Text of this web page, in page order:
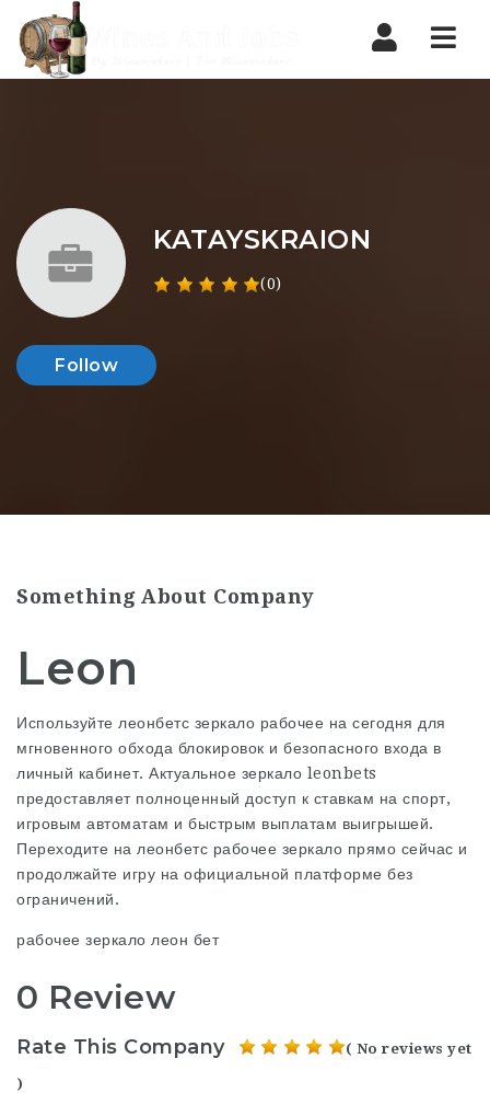
KATAYSKRAION
(0)
Follow
Something About Company
Leon
Используйте леонбетс зеркало рабочее на сегодня для
мгновенного обхода блокировок и безопасного входа в
личный кабинет. Актуальное зеркало leonbets
предоставляет полноценный доступ к ставкам на спорт,
игровым автоматам и быстрым выплатам выигрышей.
Переходите на леонбетс рабочее зеркало прямо сейчас и
продолжайте игру на официальной платформе без
ограничений.
рабочее зеркало леон бет
0 Review
Rate This Company ( No reviews yet
)